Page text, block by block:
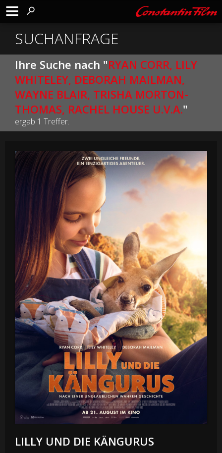
SUCHANFRAGE
Ihre Suche nach "RYAN CORR, LILY
WHITELEY, DEBORAH MAILMAN,
WAYNE BLAIR, TRISHA MORTON-
THOMAS, RACHEL HOUSE U.V.A."
ergab 1 Treffer.
LILLY UND DIE KÄNGURUS